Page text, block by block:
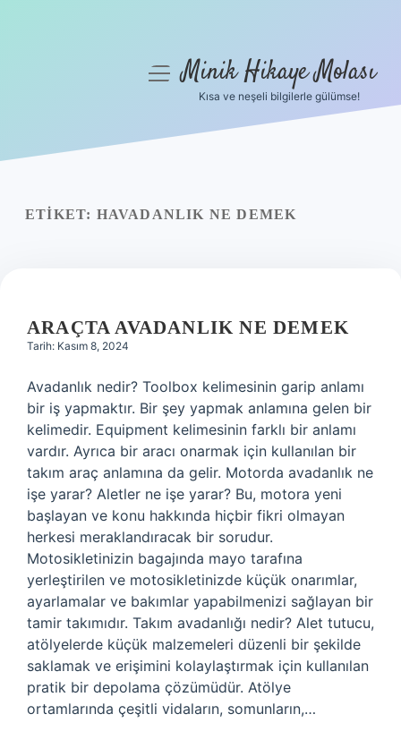
Yasal Uyarı
menüyüMinik Hikaye Molası
Kısa ve neşeli bilgilerle gülümse!
ETIKET: HAVADANLIK NE DEMEK
ARAÇTA AVADANLIK NE DEMEK
Tarih: Kasım 8, 2024
Avadanlık nedir? Toolbox kelimesinin garip anlamı
bir iş yapmaktır. Bir şey yapmak anlamına gelen bir
kelimedir. Equipment kelimesinin farklı bir anlamı
vardır. Ayrıca bir aracı onarmak için kullanılan bir
takım araç anlamına da gelir. Motorda avadanlık ne
işe yarar? Aletler ne işe yarar? Bu, motora yeni
başlayan ve konu hakkında hiçbir fikri olmayan
herkesi meraklandıracak bir sorudur.
Motosikletinizin bagajında ​​mayo tarafına
yerleştirilen ve motosikletinizde küçük onarımlar,
ayarlamalar ve bakımlar yapabilmenizi sağlayan bir
tamir takımıdır. Takım avadanlığı nedir? Alet tutucu,
atölyelerde küçük malzemeleri düzenli bir şekilde
saklamak ve erişimini kolaylaştırmak için kullanılan
pratik bir depolama çözümüdür. Atölye
ortamlarında çeşitli vidaların, somunların,…